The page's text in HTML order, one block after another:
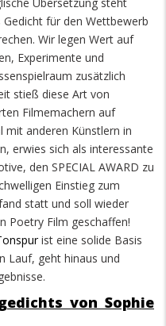
für den Wettbewerb
Wir legen Wert auf
Experimente und
zusätzlich
stieß diese Art von
Filmemachern auf
mit anderen Künstlern in
erwies sich als interessante
den SPECIAL AWARD zu
Einstieg zum
statt und soll wieder
Poetry Film geschaffen!
ist eine solide Basis
Lauf, geht hinaus und
von Sophie